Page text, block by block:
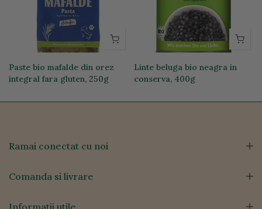
Paste bio mafalde din orez
integral fara gluten, 250g
Linte beluga bio neagra in
conserva, 400g
Ramai conectat cu noi
Comanda si livrare